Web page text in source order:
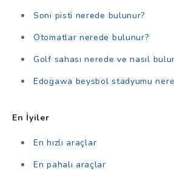
Soni pisti nerede bulunur?
Otomatlar nerede bulunur?
Golf sahası nerede ve nasıl
Edogawa beysbol stadyumu
En İyiler
En hızlı araçlar
En pahalı araçlar